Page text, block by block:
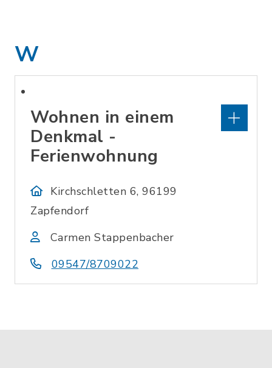
W
Wohnen in einem
Denkmal -
Ferienwohnung
Kirchschletten 6, 96199
Zapfendorf
Carmen Stappenbacher
09547/8709022